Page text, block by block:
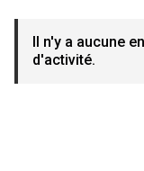
Il n'y a aucune
d'activité.